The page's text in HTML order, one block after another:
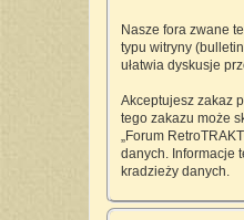
Nasze fora zwane
typu witryny
ułatwia dyskusje
Akceptujesz zakaz
tego zakazu może
„Forum
danych. Informacje
kradzieży danych.